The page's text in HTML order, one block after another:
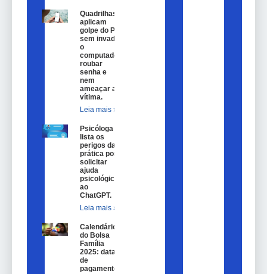
Quadrilhas
aplicam
golpe do Pix
sem invadir
o
computador,
roubar
senha e
nem
ameaçar a
vítima.
Leia mais »
Psicóloga
lista os
perigos da
prática por
solicitar
ajuda
psicológica
ao
ChatGPT.
Leia mais »
Calendário
do Bolsa
Família
2025: datas
de
pagamento.